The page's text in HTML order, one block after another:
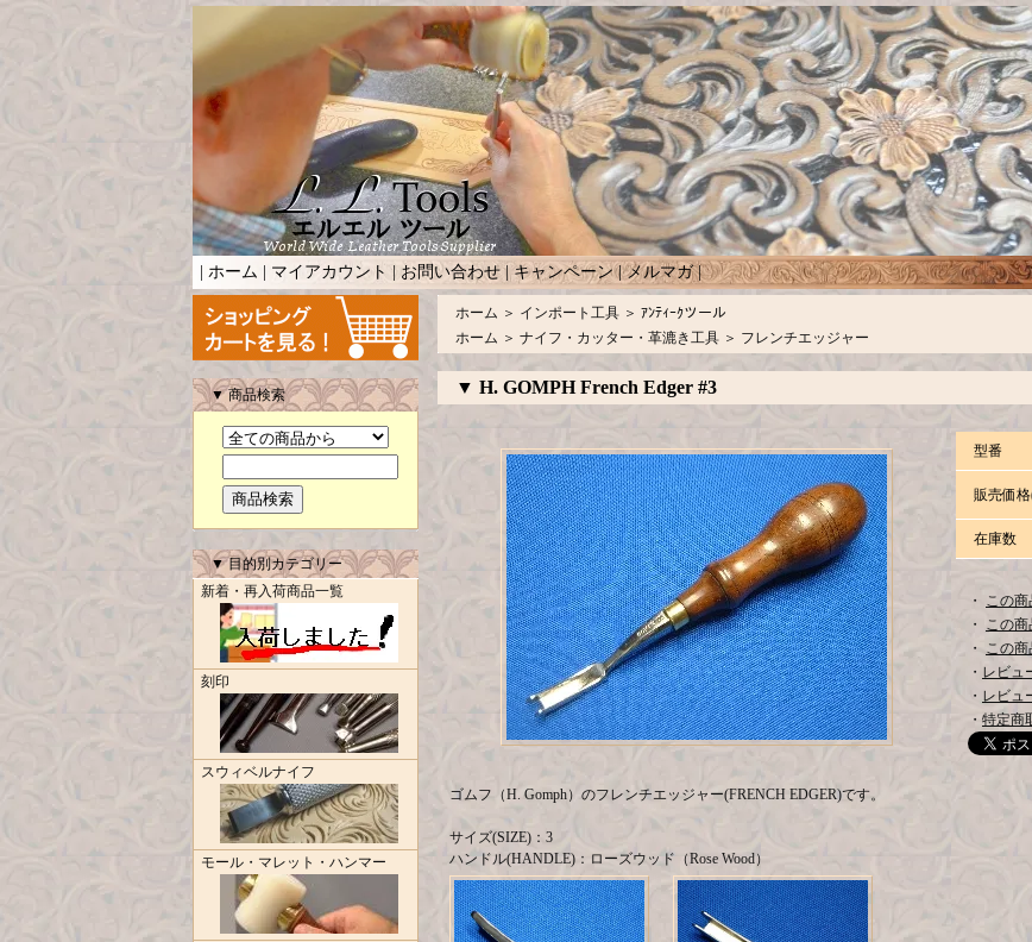
ホーム マイアカウント | お問い合わせ | キャンペーン|メルマガ|
▼ 商品検索
▼ 目的別カテゴリー
新着・再入荷商品一覧
刻印
スウィベルナイフ
モール・マレット・ハンマー
ホーム ＞ インポート工具 ＞ ｱﾝﾃｨｰｸツール
ホーム ＞ ナイフ・カッター・革漉き工具 ＞ フレンチエッジャー
▼ H. GOMPH French Edger #3
型番
販売価
在庫数
・ この
・ この
・ この商
・ レビュ
・ レビュ
・ 特定商
ゴムフ（H. Gomph）のフレンチエッジャー(FRENCH EDGER)です。
サイズ(SIZE)：3
ハンドル(HANDLE)：ローズウッド（Rose Wood）